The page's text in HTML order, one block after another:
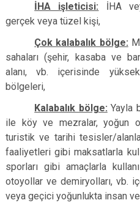
İHA işleticisi: İHA
gerçek veya tüzel kişi,
Çok kalabalık bölge:
sahaları (şehir, kasaba ve
alanı, vb. içerisinde
bölgeleri,
Kalabalık bölge: Yayla
ile köy ve mezralar, yoğun
turistik ve tarihi tesisler/
faaliyetleri gibi maksatlarla
sporları gibi amaçlarla
otoyollar ve demiryolları, vb.
veya geçici yoğunlukta insan